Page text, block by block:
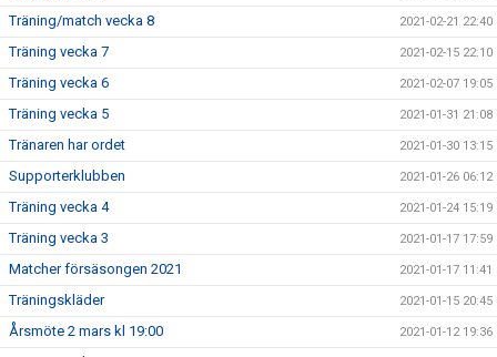
Träning/match vecka 8 2021-02-21 22:40
Träning vecka 7 2021-02-15 22:10
Träning vecka 6 2021-02-07 19:05
Träning vecka 5 2021-01-31 21:08
Tränaren har ordet 2021-01-30 13:15
Supporterklubben 2021-01-26 06:12
Träning vecka 4 2021-01-24 15:19
Träning vecka 3 2021-01-17 17:59
Matcher försäsongen 2021 2021-01-17 11:41
Träningskläder 2021-01-15 20:45
Årsmöte 2 mars kl 19:00 2021-01-12 19:36